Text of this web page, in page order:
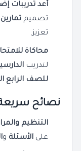
أعد تدريبات
تصميم تمارين
تعزيز.
محاكاة
لتدريب
للصف الرابع
نصائح
التنظيم
على الأسئلة و